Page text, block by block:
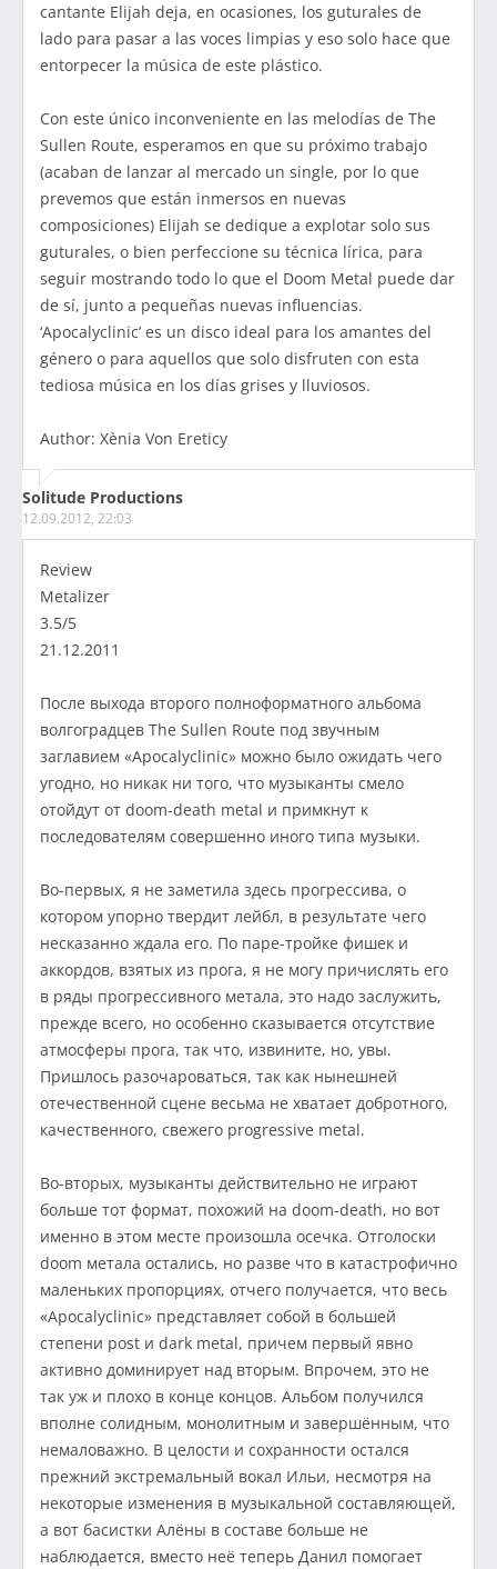
cantante Elijah deja, en ocasiones, los guturales de
lado para pasar a las voces limpias y eso solo hace que
entorpecer la música de este plástico.
Con este único inconveniente en las melodías de The
Sullen Route, esperamos en que su próximo trabajo
(acaban de lanzar al mercado un single, por lo que
prevemos que están inmersos en nuevas
composiciones) Elijah se dedique a explotar solo sus
guturales, o bien perfeccione su técnica lírica, para
seguir mostrando todo lo que el Doom Metal puede dar
de sí, junto a pequeñas nuevas influencias.
‘Apocalyclinic’ es un disco ideal para los amantes del
género o para aquellos que solo disfruten con esta
tediosa música en los días grises y lluviosos.
Author: Xènia Von Ereticy
Solitude Productions
12.09.2012, 22:03
Review
Metalizer
3.5/5
21.12.2011
После выхода второго полноформатного альбома
волгоградцев The Sullen Route под звучным
заглавием «Apocalyclinic» можно было ожидать чего
угодно, но никак ни того, что музыканты смело
отойдут от doom-death metal и примкнут к
последователям совершенно иного типа музыки.
Во-первых, я не заметила здесь прогрессива, о
котором упорно твердит лейбл, в результате чего
несказанно ждала его. По паре-тройке фишек и
аккордов, взятых из прога, я не могу причислять его
в ряды прогрессивного метала, это надо заслужить,
прежде всего, но особенно сказывается отсутствие
атмосферы прога, так что, извините, но, увы.
Пришлось разочароваться, так как нынешней
отечественной сцене весьма не хватает добротного,
качественного, свежего progressive metal.
Во-вторых, музыканты действительно не играют
больше тот формат, похожий на doom-death, но вот
именно в этом месте произошла осечка. Отголоски
doom метала остались, но разве что в катастрофично
маленьких пропорциях, отчего получается, что весь
«Apocalyclinic» представляет собой в большей
степени post и dark metal, причем первый явно
активно доминирует над вторым. Впрочем, это не
так уж и плохо в конце концов. Альбом получился
вполне солидным, монолитным и завершённым, что
немаловажно. В целости и сохранности остался
прежний экстремальный вокал Ильи, несмотря на
некоторые изменения в музыкальной составляющей,
а вот басистки Алёны в составе больше не
наблюдается, вместо неё теперь Данил помогает